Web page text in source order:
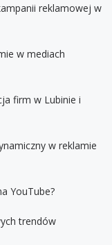
reklamowej w
w mediach
firm w Lubinie i
w reklamie
YouTube?
trendów